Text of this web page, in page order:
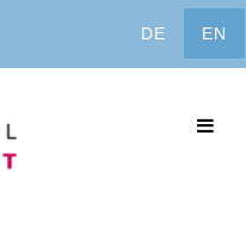
DE EN